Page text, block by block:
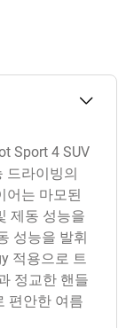
Sport 4 SUV
드라이빙의
어는 마모된
제동 성능을
성능을 발휘
적용으로 트
정교한 핸들
편안한 여름